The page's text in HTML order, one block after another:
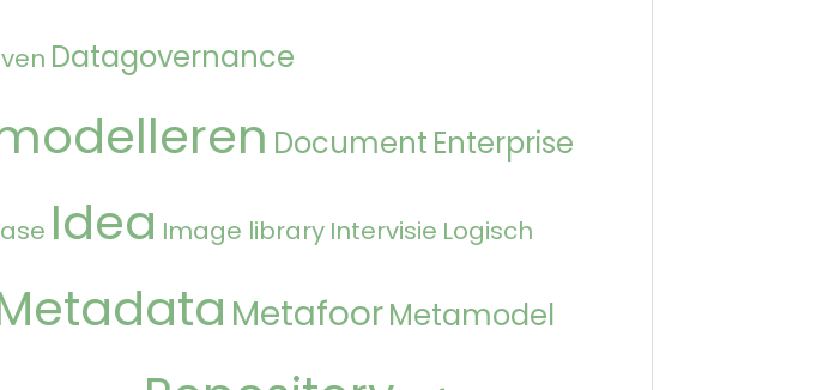
Datagovernance
Document Enterprise
Idea Image library Intervisie Logisch
MetafoorMetamodel